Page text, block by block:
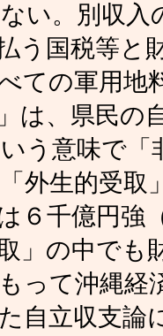
い。別収入
う国税等と
ての軍用
は、県民の
う意味で
外生的受取
６千億円
」の中でも
って沖縄
自立収支論